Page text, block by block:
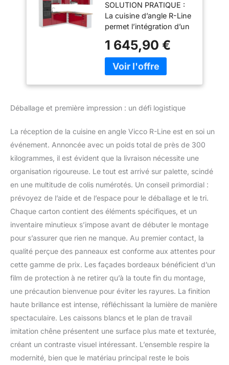
Brillant/Blanc, 247 x
237 cm
SOLUTION PRATIQUE :
La cuisine d’angle R-Line
permet l’intégration d’un
dans une colonne haute.
Des façades entièrement
intégrées pour lave-
FLEXIBLE : La cuisine en
7 meubles hauts peut
être agrandie et adaptée
individuellement. Les
hauteur offrent une
flexibilité supplémentaire.
DIMENSIONS : La cuisine
d’angle a une largeur de
247x237 cm et une
Les meubles bas ont une
profondeur de 46 cm.
Niche pour four :
56,8x59,4x55 cm. Niche
pour micro-ondes :
56,8x45x55 cm. La
profondeur du plan de
travail est de 60 cm.
MATÉRIAU : Les façades
et le corps de la cuisine
sont fabriqués en
panneau de particules de
1 645,90 €
Déballage et première impression : un défi logistique
La réception de la cuisine en angle Vicco R-Line est en soi un
événement. Annoncée avec un poids total de près de 300
kilogrammes, il est évident que la livraison nécessite une
organisation rigoureuse. Le tout est arrivé sur palette, scindé
en une multitude de colis numérotés. Un conseil primordial :
prévoyez de l’aide et de l’espace pour le déballage et le tri.
Chaque carton contient des éléments spécifiques, et un
inventaire minutieux s’impose avant de débuter le montage
pour s’assurer que rien ne manque. Au premier contact, la
qualité perçue des panneaux est conforme aux attentes pour
cette gamme de prix. Les façades bordeaux bénéficient d’un
film de protection à ne retirer qu’à la toute fin du montage,
une précaution bienvenue pour éviter les rayures. La finition
haute brillance est intense, réfléchissant la lumière de manière
spectaculaire. Les caissons blancs et le plan de travail
imitation chêne présentent une surface plus mate et texturée,
créant un contraste visuel intéressant. L’ensemble respire la
modernité, bien que le matériau principal reste le bois